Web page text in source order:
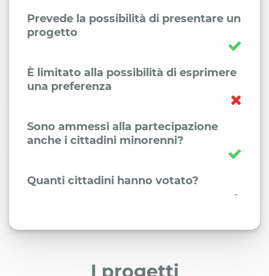
Prevede la possibilità di presentare un
progetto
È limitato alla possibilità di esprimere
una preferenza
Sono ammessi alla partecipazione
anche i cittadini minorenni?
Quanti cittadini hanno votato?
-
I progetti